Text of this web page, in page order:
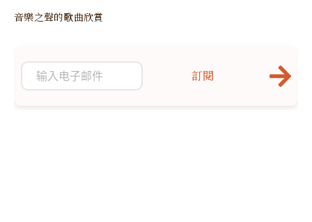
音樂之聲的歌曲欣賞
訂閱